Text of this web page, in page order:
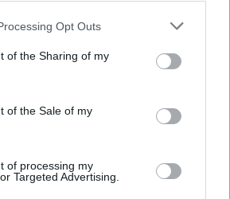
Opt Outs
of the Sharing of my
of the Sale of my
of processing my
Targeted Advertising.
“Messaggio di unità attorno ai
valori dello sport”